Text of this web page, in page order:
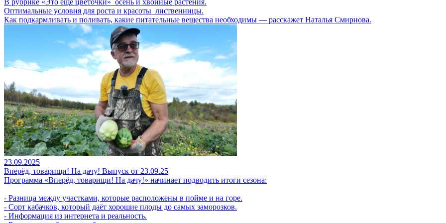
В рубрике «Это ещё цветочки» осень и хвойные растения.
Оптимальные условия для роста и красоты лиственницы.
Как подкармливать и поливать, какие питательные вещества необходимы — расскажет Наталья Смирнова.
23.09.2025
Вперёд, товарищи! На дачу! Выпуск от 23.09.25
Программа «Вперёд, товарищи! На дачу!» начинает подводить итоги сезона:
- Разница между участками, которые расположены в пойме и на горе.
- Сорт кабачков, который даёт хорошие плоды до самых заморозков.
- Информация из интернета и реальность.